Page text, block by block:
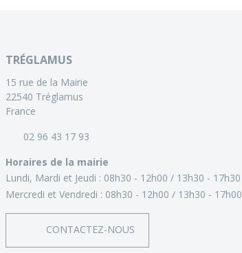
TRÉGLAMUS
15 rue de la Mairie
22540 Tréglamus
France
02 96 43 17 93
Horaires de la mairie
Lundi, Mardi et Jeudi : 08h30 - 12h00
13h30 - 17h30
Mercredi et Vendredi : 08h30 - 12h00 13h30 - 17h00
CONTACTEZ-NOUS